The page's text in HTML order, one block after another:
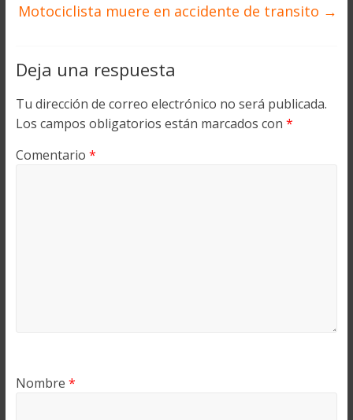
Motociclista muere en accidente de transito →
Deja una respuesta
Tu dirección de correo electrónico no será publicada.
Los campos obligatorios están marcados con *
Comentario *
Nombre *